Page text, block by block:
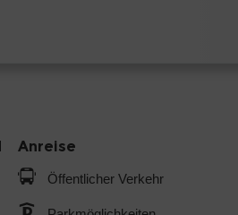
Anreise
Öffentlicher Verkehr